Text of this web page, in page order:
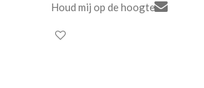
Houd mij op de hoogte